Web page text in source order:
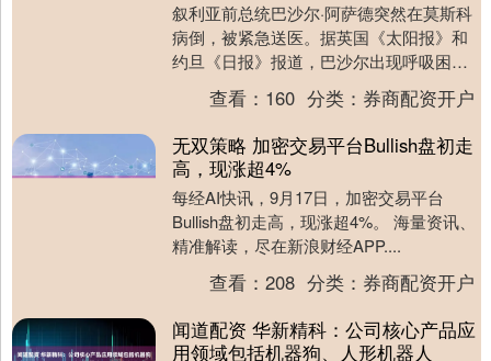
叙利亚前总统巴沙尔·阿萨德突然在莫斯科
病倒，被紧急送医。据英国《太阳报》和
约旦《日报》报道，巴沙尔出现呼吸困
难、持续咳嗽，医生在其血样中发现疑似
毒素痕迹。 这一....
查看： 160 分类： 券商配资开户
无双策略 加密交易平台Bullish盘初走
高，现涨超4%
每经AI快讯，9月17日，加密交易平台
Bullish盘初走高，现涨超4%。 海量资讯、
精准解读，尽在新浪财经APP....
查看：208 分类： 券商配资开户
闻道配资 华新精科：公司核心产品应
用领域包括机器狗、人形机器人